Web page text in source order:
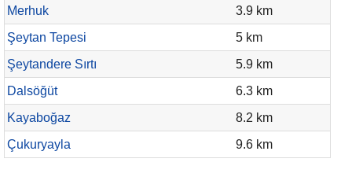
Merhuk
3.9 km
Şeytan Tepesi
5 km
Şeytandere Sırtı
5.9 km
Dalsöğüt
6.3 km
Kayaboğaz
8.2 km
Çukuryayla
9.6 km